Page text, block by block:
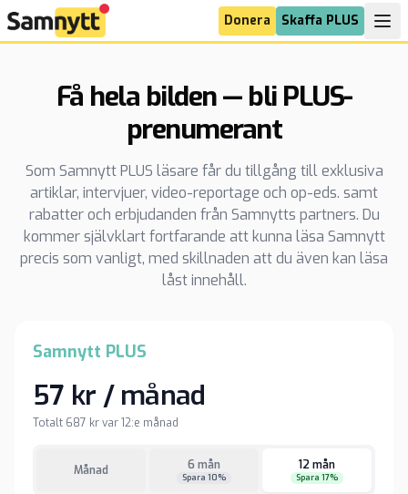
Donera Skaffa PLUS
Få hela bilden — bli PLUS-
prenumerant
Som Samnytt PLUS läsare får du tillgång till exklusiva
artiklar, intervjuer, video-reportage och op-eds. samt
rabatter och erbjudanden från Samnytts partners. Du
kommer självklart fortfarande att kunna läsa Samnytt
precis som vanligt, med skillnaden att du även kan läsa
låst innehåll.
Samnytt PLUS
57 kr / månad
Totalt 687 kr var 12:e månad
Månad 6 mån
Spara 10%
12 mån
Spara 17%